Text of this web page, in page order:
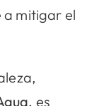
a mitigar el
es